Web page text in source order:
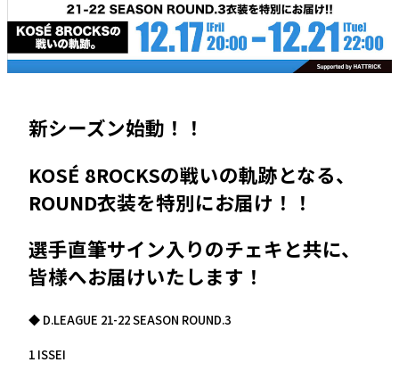
新シーズン始動！！
KOSÉ 8ROCKSの戦いの軌跡となる、
ROUND衣装を特別にお届け！！
選手直筆サイン入りのチェキと共に、
皆様へお届けいたします！
◆ D.LEAGUE 21-22 SEASON ROUND.3
1 ISSEI